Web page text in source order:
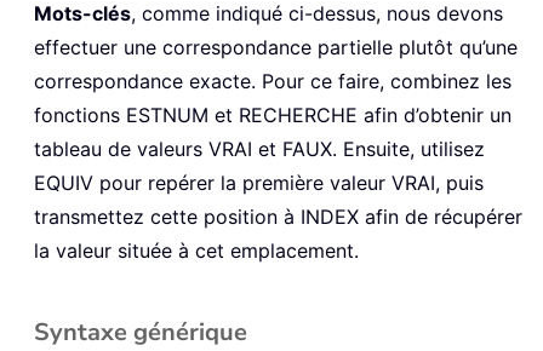
Mots-clés, comme indiqué ci-dessus, nous devons
effectuer une correspondance partielle plutôt qu’une
correspondance exacte. Pour ce faire, combinez les
fonctions ESTNUM et RECHERCHE afin d’obtenir un
tableau de valeurs VRAI et FAUX. Ensuite, utilisez
EQUIV pour repérer la première valeur VRAI, puis
transmettez cette position à INDEX afin de récupérer
la valeur située à cet emplacement.
Syntaxe générique